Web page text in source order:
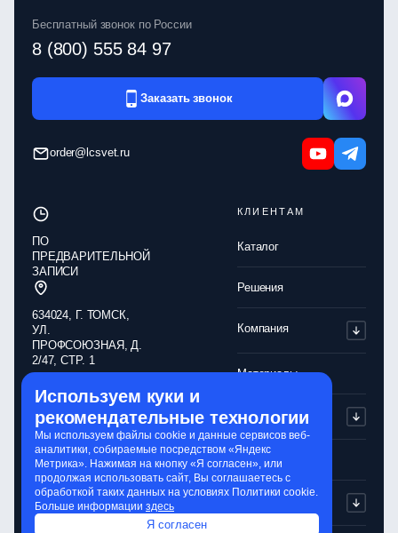
Бесплатный звонок по России
8 (800) 555 84 97
Заказать звонок
order@lcsvet.ru
КЛИЕНТАМ
Каталог
Решения
Компания
Материалы
Партнерам
Контакты
ПО
ПРЕДВАРИТЕЛЬНОЙ
ЗАПИСИ
634024, Г. ТОМСК,
УЛ.
ПРОФСОЮЗНАЯ, Д.
2/47, СТР. 1
Обработка
персональных
данных
Политика
конфиденциальности
Обработка cookie-
файлов
Используем куки и
рекомендательные технологии
Мы используем файлы cookie и данные сервисов веб-
аналитики, собираемые посредством «Яндекс
Метрика». Нажимая на кнопку «Я согласен», или
продолжая использовать сайт, Вы соглашаетесь с
обработкой таких данных на условиях Политики cookie.
Больше информации здесь
Я согласен